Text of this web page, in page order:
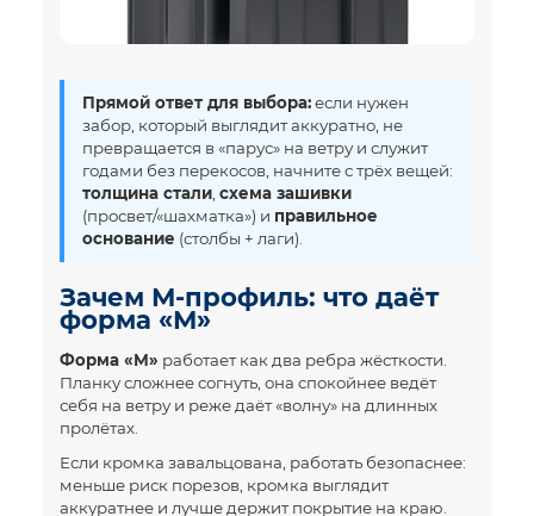
Прямой ответ для выбора:если нужен
забор, который выглядит аккуратно, не
превращается в «парус» на ветру и служит
годами без перекосов, начните с трёх вещей:
толщина стали, схема зашивки
(просвет/«шахматка») и правильное
основание (столбы + лаги).
Зачем М-профиль: что даёт
форма «М»
Форма «М» работает как два ребра жёсткости.
Планку сложнее согнуть, она спокойнее ведёт
себя на ветру и реже даёт «волну» на длинных
пролётах.
Если кромка завальцована, работать безопаснее:
меньше риск порезов, кромка выглядит
аккуратнее и лучше держит покрытие на краю.